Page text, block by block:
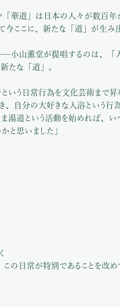
「華道」は日本の人々が数百年
今ここに、新たな「道」が生み出
小山薫堂が提唱するのは、「
たな「道」。
という日常行為を文化芸術まで
、自分の大好きな入浴という行
湯道という活動を始めれば、
と思いました」
の日常が特別であることを改